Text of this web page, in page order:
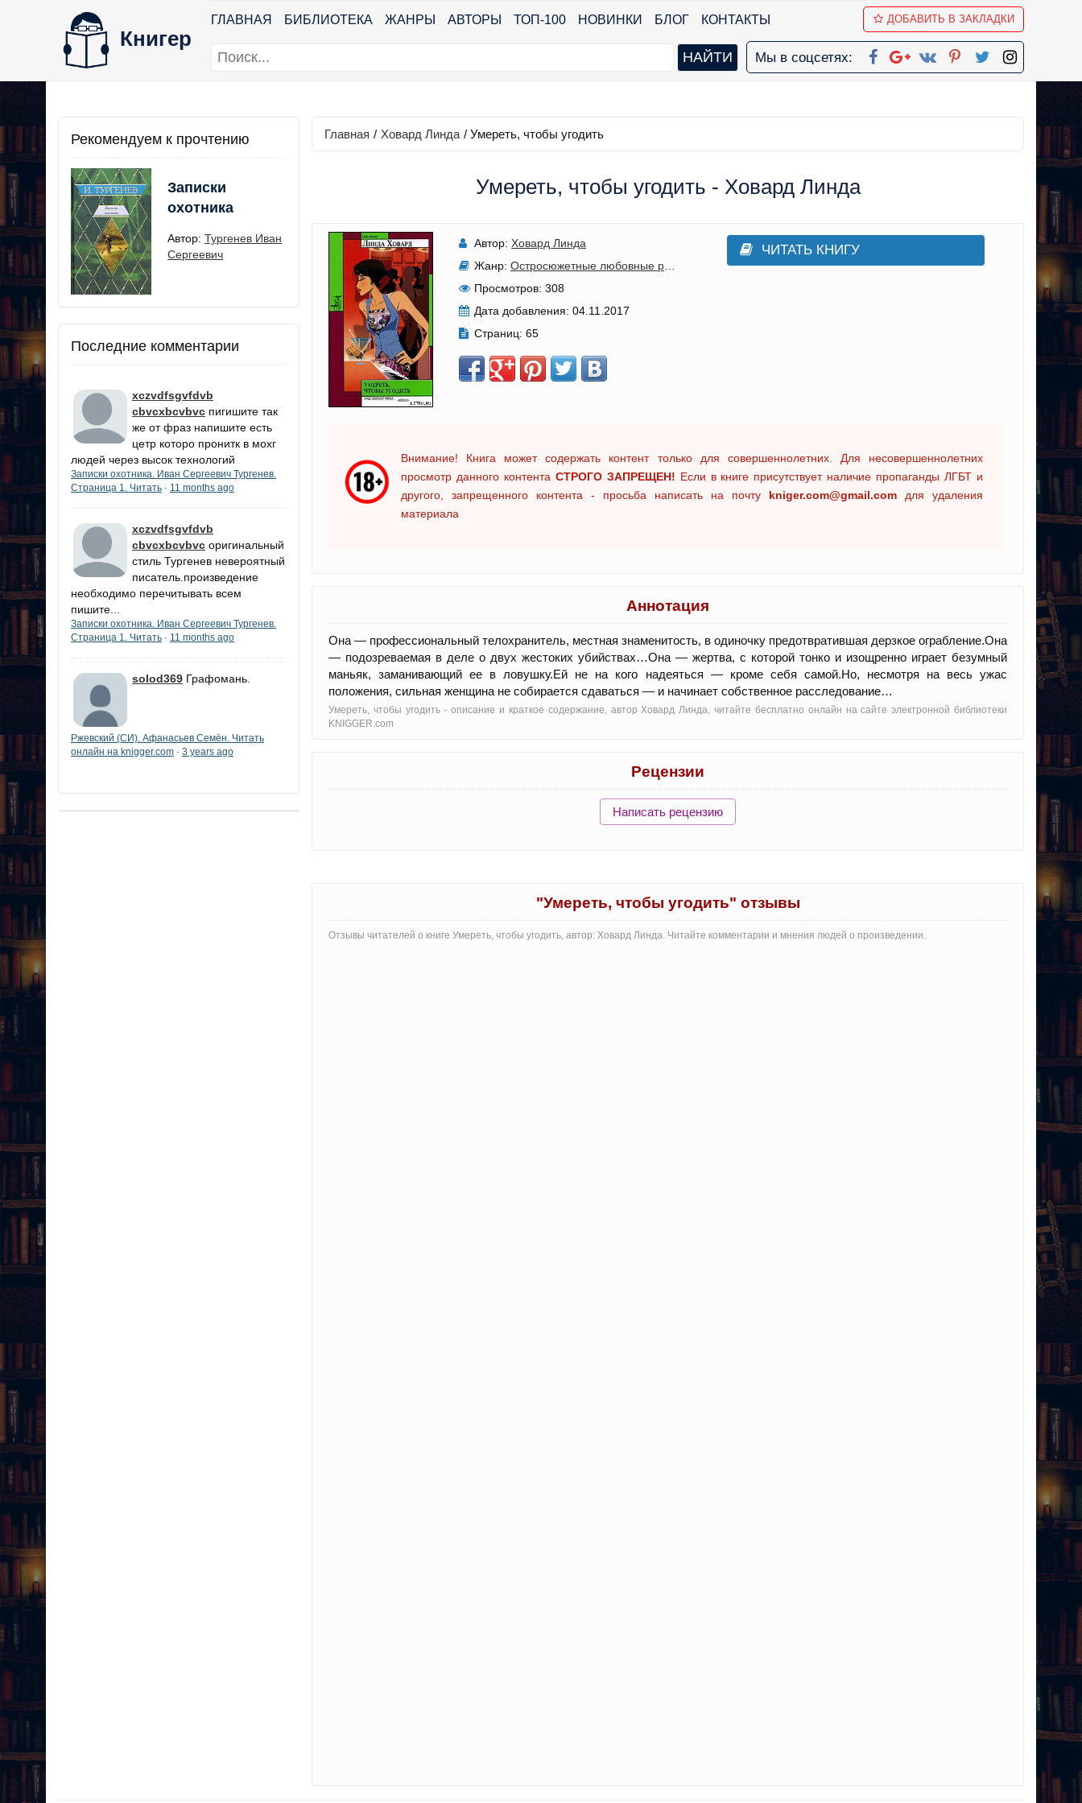
Книгер
ГЛАВНАЯ БИБЛИОТЕКА ЖАНРЫ АВТОРЫ ТОП-100 НОВИНКИ БЛОГ КОНТАКТЫ ДОБАВИТЬ В ЗАКЛАДКИ
Мы в соцсетях:
Рекомендуем к прочтению
Записки
охотника
Автор: Тургенев Иван
Сергеевич
Последние комментарии
xczvdfsgvfdvb
cbvcxbcvbvc пигишите так
же от фраз напишите есть
цетр которо пронитк в мохг
людей через высок технологий
Записки охотника. Иван Сергеевич Тургенев.
Страница 1. Читать · 11 months ago
xczvdfsgvfdvb
cbvcxbcvbvc оригинальный
стиль Тургенев невероятный
писатель.произведение
необходимо перечитывать всем
пишите...
Записки охотника. Иван Сергеевич Тургенев.
Страница 1. Читать · 11 months ago
solod369 Графомань.
Ржевский (СИ). Афанасьев Семён. Читать
онлайн на knigger.com · 3 years ago
Главная / Ховард Линда / Умереть, чтобы угодить
Умереть, чтобы угодить - Ховард Линда
Автор: Ховард Линда
Жанр: Остросюжетные любовные романы
Просмотров: 308
Дата добавления: 04.11.2017
Страниц: 65
ЧИТАТЬ КНИГУ
Внимание! Книга может содержать контент только для совершеннолетних. Для несовершеннолетних
просмотр данного контента СТРОГО ЗАПРЕЩЕН! Если в книге присутствует наличие пропаганды ЛГБТ и
другого, запрещенного контента - просьба написать на почту kniger.com@gmail.com для удаления
материала
Аннотация
Она — профессиональный телохранитель, местная знаменитость, в одиночку предотвратившая дерзкое ограбление.Она
— подозреваемая в деле о двух жестоких убийствах…Она — жертва, с которой тонко и изощренно играет безумный
маньяк, заманивающий ее в ловушку.Ей не на кого надеяться — кроме себя самой.Но, несмотря на весь ужас
положения, сильная женщина не собирается сдаваться — и начинает собственное расследование…
Умереть, чтобы угодить - oписание и краткое содержание, автор Ховард Линда, читайте бесплатно онлайн на сайте электронной библиотеки
KNIGGER.com
Рецензии
Написать рецензию
"Умереть, чтобы угодить" отзывы
Отзывы читателей о книге Умереть, чтобы угодить, автор: Ховард Линда. Читайте комментарии и мнения людей о произведении.